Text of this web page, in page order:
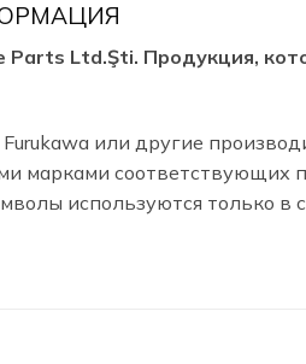
Parts Ltd.Şti. Продукция,
Furukawa или другие
марками соответствующих
используются только в